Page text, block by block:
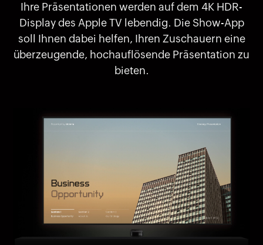
Ihre Präsentationen werden auf dem 4K HDR-
Display des Apple TV lebendig. Die Show-App
soll Ihnen dabei helfen, Ihren Zuschauern eine
überzeugende, hochauflösende Präsentation zu
bieten.